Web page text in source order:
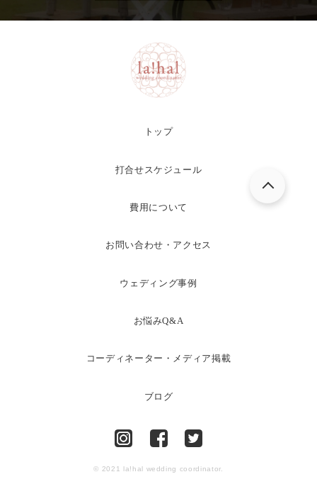
トップ
打合せスケジュール
費用について
お問い合わせ・アクセス
ウェディング事例
お悩みQ&A
コーディネーター・メディア掲載
ブログ
© 2021 la!hal wedding coordinator.